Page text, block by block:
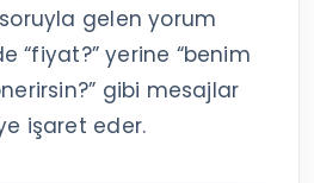
gelen yorum
“fiyat?” yerine “benim
gibi mesajlar
işaret eder.